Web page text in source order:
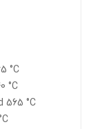
°C
°C
°C